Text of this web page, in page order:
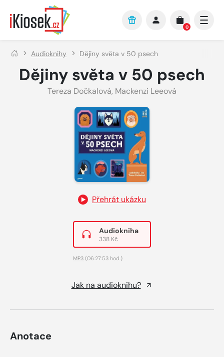
Přejít na hlavní obsah
0
Audioknihy Dějiny světa v 50 psech
Dějiny světa v 50 psech
Tereza Dočkalová, Mackenzi Leeová
Přehrát ukázku
Audiokniha
338 Kč
MP3 (06:27:53 hod.)
Jak na audioknihu?
Anotace